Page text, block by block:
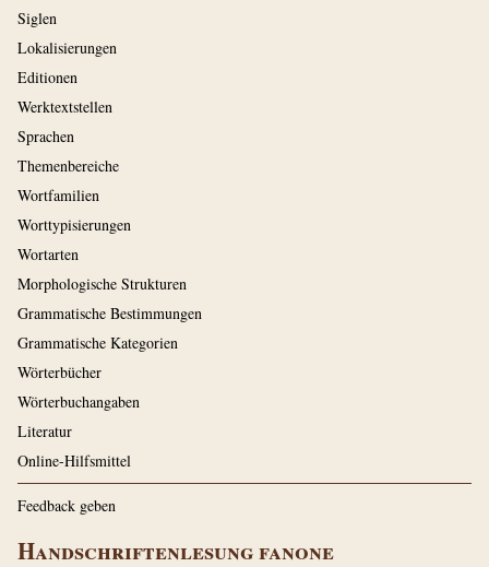
Siglen
Lokalisierungen
Editionen
Werktextstellen
Sprachen
Themenbereiche
Wortfamilien
Worttypisierungen
Wortarten
Morphologische Strukturen
Grammatische Bestimmungen
Grammatische Kategorien
Wörterbücher
Wörterbuchangaben
Literatur
Online-Hilfsmittel
Feedback geben
Handschriftenlesung fanone